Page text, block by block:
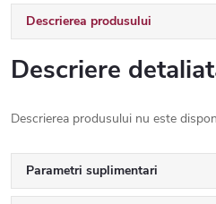
Descrierea produsului
Descriere
Descrierea produsului nu este
Parametri suplimentari